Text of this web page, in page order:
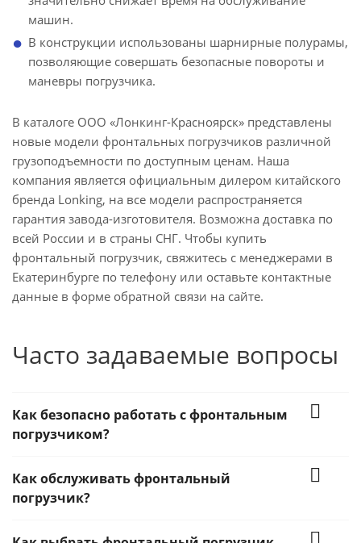
машин.
В конструкции использованы шарнирные полурамы,
позволяющие совершать безопасные повороты и
маневры погрузчика.
В каталоге ООО «Лонкинг-Красноярск» представлены
новые модели фронтальных погрузчиков различной
грузоподъемности по доступным ценам. Наша
компания является официальным дилером китайского
бренда Lonking, на все модели распространяется
гарантия завода-изготовителя. Возможна доставка по
всей России и в страны СНГ. Чтобы купить
фронтальный погрузчик, свяжитесь с менеджерами в
Екатеринбурге по телефону или оставьте контактные
данные в форме обратной связи на сайте.
Часто задаваемые вопросы
Как безопасно работать с фронтальным
погрузчиком?
Как обслуживать фронтальный
погрузчик?